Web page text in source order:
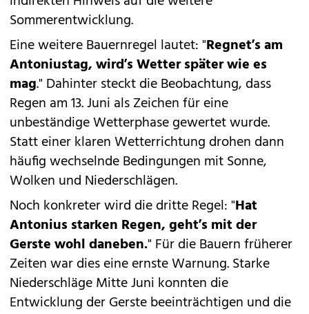
Sommerentwicklung.
Eine weitere Bauernregel lautet: "Regnet’s am
Antoniustag, wird’s Wetter später wie es
mag." Dahinter steckt die Beobachtung, dass
Regen am 13. Juni als Zeichen für eine
unbeständige Wetterphase gewertet wurde.
Statt einer klaren Wetterrichtung drohen dann
häufig wechselnde Bedingungen mit Sonne,
Wolken und Niederschlägen.
Noch konkreter wird die dritte Regel: "Hat
Antonius starken Regen, geht’s mit der
Gerste wohl daneben." Für die Bauern früherer
Zeiten war dies eine ernste Warnung. Starke
Niederschläge Mitte Juni konnten die
Entwicklung der Gerste beeinträchtigen und die